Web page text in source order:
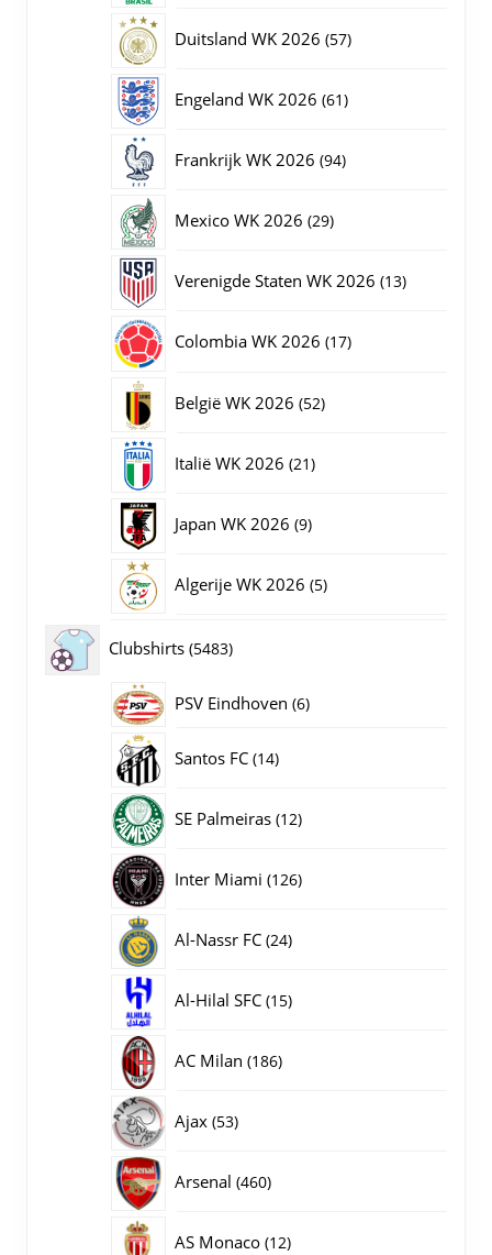
Duitsland WK 2026 5757
Engeland WK 2026 6161
Frankrijk WK 2026 9494
Mexico WK 2026 2929
Verenigde Staten WK 2026 1313
Colombia WK 2026 1717
België WK 2026 5252
Italië WK 2026 2121
Japan WK 2026 99
Algerije WK 2026 55
Clubshirts 54835483
producten
PSV Eindhoven 66
Santos FC 1414
SE Palmeiras 1212
Inter Miami 126126
Al-Nassr FC 2424
Al-Hilal SFC 1515
AC Milan 186186
Ajax 5353
Arsenal 460460
AS Monaco 1212